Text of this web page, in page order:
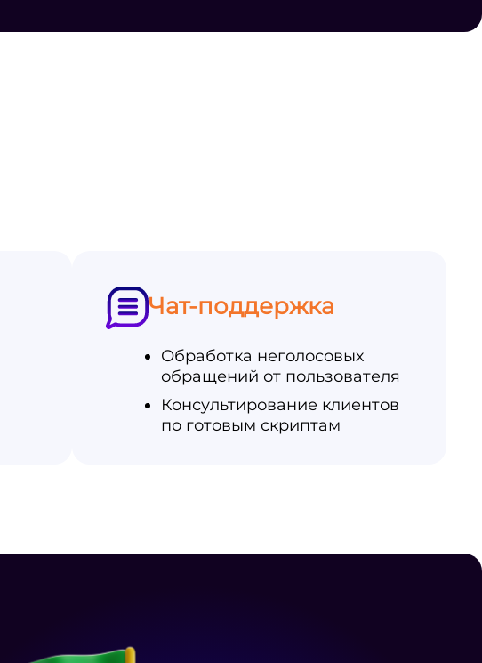
Чат-поддержка
Обработка неголосовых
обращений от пользователя
Консультирование клиентов
по готовым скриптам